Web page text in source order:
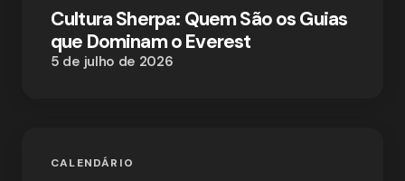
Cultura Sherpa: Quem São os Guias
que Dominam o Everest
5 de julho de 2026
CALENDÁRIO